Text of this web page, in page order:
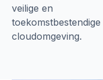
veilige en
toekomstbestendige
cloudomgeving.